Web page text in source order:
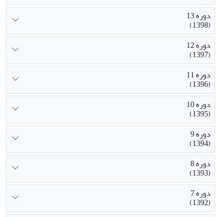
دوره 13
(1398)
دوره 12
(1397)
دوره 11
(1396)
دوره 10
(1395)
دوره 9
(1394)
دوره 8
(1393)
دوره 7
(1392)